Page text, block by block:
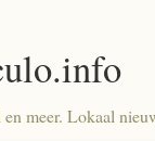
meer. Lokaal